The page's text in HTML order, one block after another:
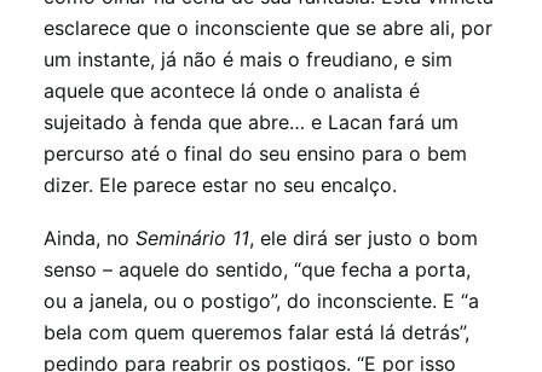
esclarece que o inconsciente que se abre ali, por
um instante, já não é mais o freudiano, e sim
aquele que acontece lá onde o analista é
sujeitado à fenda que abre… e Lacan fará um
percurso até o final do seu ensino para o bem
dizer. Ele parece estar no seu encalço.
Ainda, no Seminário 11, ele dirá ser justo o bom
senso – aquele do sentido, “que fecha a porta,
ou a janela, ou o postigo”, do inconsciente. E “a
bela com quem queremos falar está lá detrás”,
pedindo para reabrir os postigos. “E por isso